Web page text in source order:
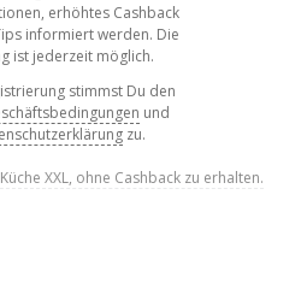
erhöhtes Cashback
informiert werden. Die
ist jederzeit möglich.
stimmst Du den
und
zu.
XXL, ohne Cashback zu erhalten.